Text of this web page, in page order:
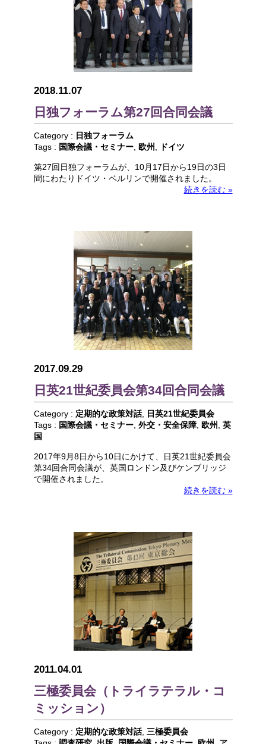
2018.11.07
日独フォーラム第27回合同会議
Category : 日独フォーラム
Tags : 国際会議・セミナー, 欧州 ドイツ
第27回日独フォーラムが、10月17日から19日の3日
間にわたりドイツ・ベルリンで開催されました。
続きを読む »
2017.09.29
日英21世紀委員会第34回合同会議
Category : 定期的な政策対話,
日英21世紀委員会
Tags : 国際会議・セミナー, 外交・安全保障, 欧州
英
国
2017年9月8日から10日にかけて、日英21世紀委員会
第34回合同会議が、英国ロンドン及びケンブリッジ
で開催されました。
続きを読む »
2011.04.01
三極委員会（トライラテラル・コ
ミッション）
Category : 定期的な政策対話, 三極委員会